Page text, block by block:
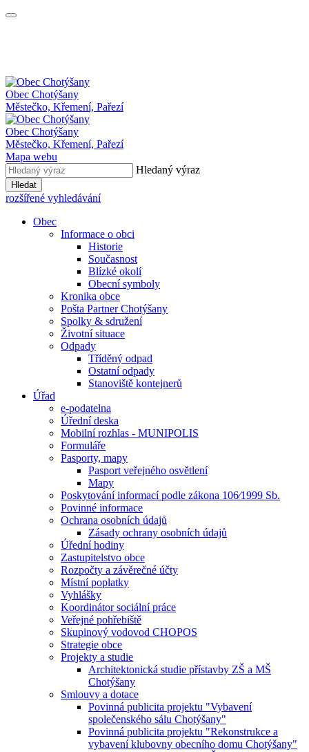
Obec Chotýšany
Městečko, Křemení, Pařezí
Obec Chotýšany
Městečko, Křemení, Pařezí
Mapa webu
Hledaný výraz
Hledat
rozšířené vyhledávání
Obec
Informace o obci
Historie
Současnost
Blízké okolí
Obecní symboly
Kronika obce
Pošta Partner Chotýšany
Spolky & sdružení
Životní situace
Odpady
Tříděný odpad
Ostatní odpady
Stanoviště kontejnerů
Úřad
e-podatelna
Úřední deska
Mobilní rozhlas - MUNIPOLIS
Formuláře
Pasporty, mapy
Pasport veřejného osvětlení
Mapy
Poskytování informací podle zákona 106⁄1999 Sb.
Povinné informace
Ochrana osobních údajů
Zásady ochrany osobních údajů
Úřední hodiny
Zastupitelstvo obce
Rozpočty a závěrečné účty
Místní poplatky
Vyhlášky
Koordinátor sociální práce
Veřejné pohřebiště
Skupinový vodovod CHOPOS
Strategie obce
Projekty a studie
Architektonická studie přístavby ZŠ a MŠ
Chotýšany
Smlouvy a dotace
Povinná publicita projektu "Vybavení
společenského sálu Chotýšany"
Povinná publicita projektu "Rekonstrukce a
vybavení klubovny obecního domu Chotýšany"